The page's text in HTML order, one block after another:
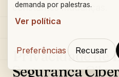
constantes mudanças.
Privacidade de
Segurança
demanda por palestras.
Ver política
Preferências Recusar